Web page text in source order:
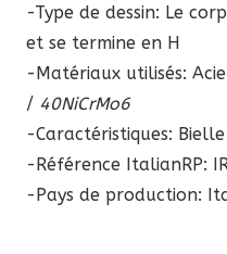
-Type de dessin: Le
et se termine en H
-Matériaux utilisés:
/ 40NiCrMo6
-Caractéristiques:
-Référence ItalianRP:
-Pays de production: